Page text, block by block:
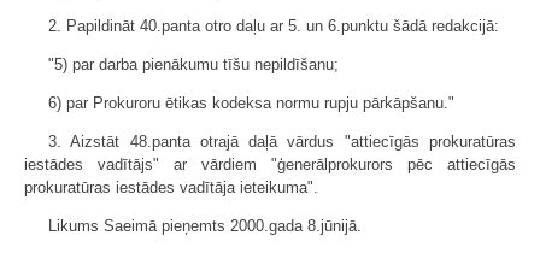
2. Papildināt 40.panta otro daļu ar 5. un 6.punktu šādā redakcijā:
"5) par darba pienākumu tīšu nepildīšanu;
6) par Prokuroru ētikas kodeksa normu rupju pārkāpšanu."
3. Aizstāt 48.panta otrajā daļā vārdus "attiecīgās prokuratūras
iestādes vadītājs" ar vārdiem "ģenerālprokurors pēc attiecīgās
prokuratūras iestādes vadītāja ieteikuma".
Likums Saeimā pieņemts 2000.gada 8.jūnijā.